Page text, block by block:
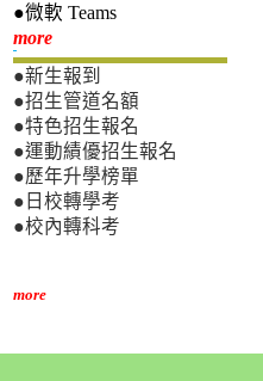
●微軟 Teams
more新生專區
●新生報到
●招生管道名額
●特色招生報名
●運動績優招生報名
●歷年升學榜單
●日校轉學考
●校內轉科考
more